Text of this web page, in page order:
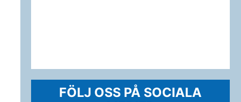
FÖLJ OSS PÅ SOCIALA